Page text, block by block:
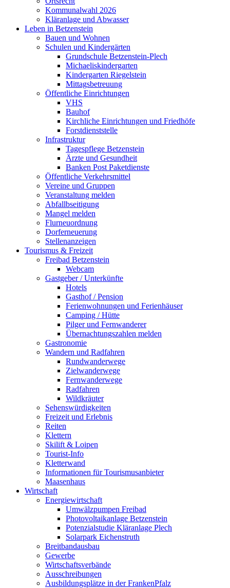
Kommunalwahl 2026
Kläranlage und Abwasser
Leben in Betzenstein
Bauen und Wohnen
Schulen und Kindergärten
Grundschule Betzenstein-Plech
Michaeliskindergarten
Kindergarten Riegelstein
Mittagsbetreuung
Öffentliche Einrichtungen
VHS
Bauhof
Kirchliche Einrichtungen und Friedhöfe
Forstdienststelle
Infrastruktur
Tagespflege Betzenstein
Ärzte und Gesundheit
Banken Post Paketdienste
Öffentliche Verkehrsmittel
Vereine und Gruppen
Veranstaltung melden
Abfallbseitigung
Mangel melden
Flurneuordnung
Dorferneuerung
Stellenanzeigen
Tourismus & Freizeit
Freibad Betzenstein
Webcam
Gastgeber / Unterkünfte
Hotels
Gasthof / Pension
Ferienwohnungen und Ferienhäuser
Camping / Hütte
Pilger und Fernwanderer
Übernachtungszahlen melden
Gastronomie
Wandern und Radfahren
Rundwanderwege
Zielwanderwege
Fernwanderwege
Radfahren
Wildkräuter
Sehenswürdigkeiten
Freizeit und Erlebnis
Reiten
Klettern
Skilift & Loipen
Tourist-Info
Kletterwand
Informationen für Tourismusanbieter
Maasenhaus
Wirtschaft
Energiewirtschaft
Umwälzpumpen Freibad
Photovoltaikanlage Betzenstein
Potenzialstudie Kläranlage Plech
Solarpark Eichenstruth
Breitbandausbau
Gewerbe
Wirtschaftsverbände
Ausschreibungen
Ausbildungsplätze in der FrankenPfalz